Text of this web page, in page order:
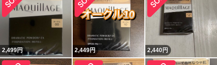
2,499円 2,449円 2,440円